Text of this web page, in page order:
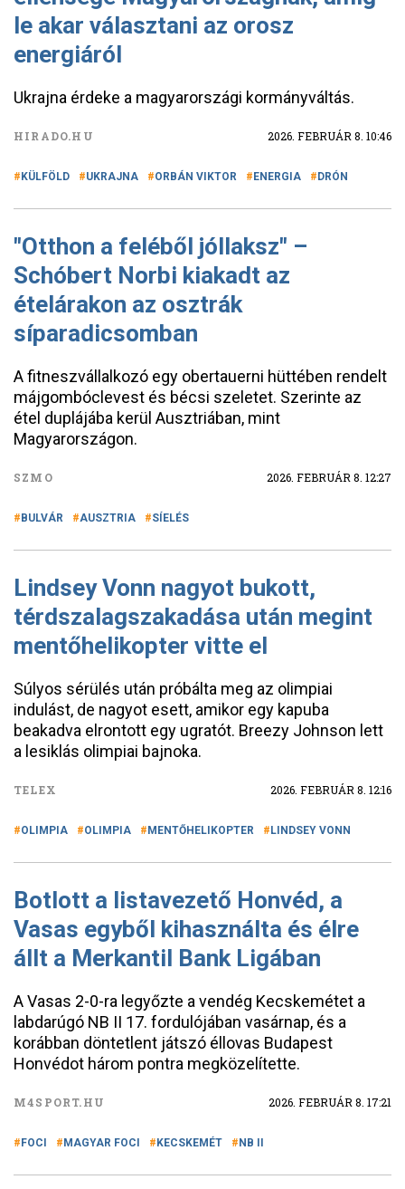
le akar választani az orosz
energiáról
Ukrajna érdeke a magyarországi kormányváltás.
HIRADO.HU 2026. FEBRUÁR 8. 10:46
KÜLFÖLD UKRAJNA ORBÁN VIKTOR ENERGIA DRÓN
"Otthon a feléből jóllaksz" –
Schóbert Norbi kiakadt az
ételárakon az osztrák
síparadicsomban
A fitneszvállalkozó egy obertauerni hüttében rendelt
májgombóclevest és bécsi szeletet. Szerinte az
étel duplájába kerül Ausztriában, mint
Magyarországon.
SZMO 2026. FEBRUÁR 8. 12:27
BULVÁR AUSZTRIA SÍELÉS
Lindsey Vonn nagyot bukott,
térdszalagszakadása után megint
mentőhelikopter vitte el
Súlyos sérülés után próbálta meg az olimpiai
indulást, de nagyot esett, amikor egy kapuba
beakadva elrontott egy ugratót. Breezy Johnson lett
a lesiklás olimpiai bajnoka.
TELEX 2026. FEBRUÁR 8. 12:16
OLIMPIA OLIMPIA MENTŐHELIKOPTER LINDSEY VONN
Botlott a listavezető Honvéd, a
Vasas egyből kihasználta és élre
állt a Merkantil Bank Ligában
A Vasas 2-0-ra legyőzte a vendég Kecskemétet a
labdarúgó NB II 17. fordulójában vasárnap, és a
korábban döntetlent játszó éllovas Budapest
Honvédot három pontra megközelítette.
M4SPORT.HU 2026. FEBRUÁR 8. 17:21
FOCI MAGYAR FOCI KECSKEMÉT NB II